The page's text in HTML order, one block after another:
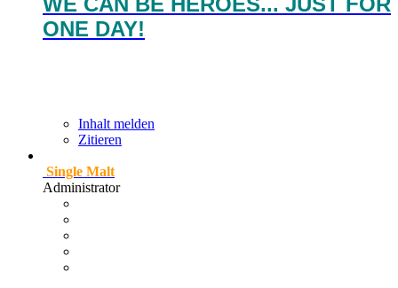
ONE DAY!
Inhalt melden
Zitieren
Single Malt
Administrator